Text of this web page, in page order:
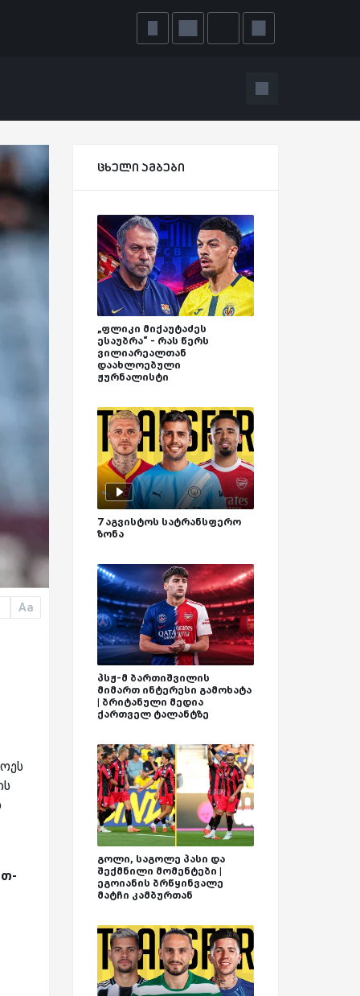
Aa
ცხელი ამბები
„ფლიკი მიქაუტაძეს
ესაუბრა“ - რას წერს
ვილიარეალთან
დაახლოებული
ჟურნალისტი
7 აგვისტოს სატრანსფერო
ზონა
პსჟ-მ ბართიშვილის
მიმართ ინტერესი გამოხატა
| ბრიტანული მედია
ქართველ ტალანტზე
გოლი, საგოლე პასი და
შექმნილი მომენტები |
ეგოიანის ბრწყინვალე
მატჩი კამბურთან